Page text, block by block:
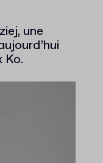
une
Ko.